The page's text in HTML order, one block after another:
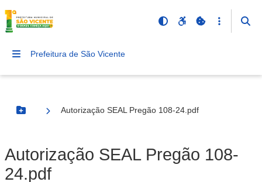
Prefeitura de São Vicente
Botão Menu
Autorização SEAL Pregão 108-24.pdf
Autorização SEAL Pregão 108-
24.pdf